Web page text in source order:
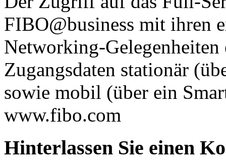
FIBO@business mit ihren
Networking-
Zugangsdaten stationär
sowie mobil (über ein
www.fibo.com
Hinterlassen Sie einen